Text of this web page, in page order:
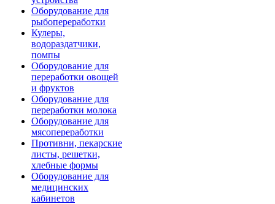
Оборудование для
рыбопереработки
Кулеры,
водораздатчики,
помпы
Оборудование для
переработки овощей
и фруктов
Оборудование для
переработки молока
Оборудование для
мясопереработки
Противни, пекарские
листы, решетки,
хлебные формы
Оборудование для
медицинских
кабинетов